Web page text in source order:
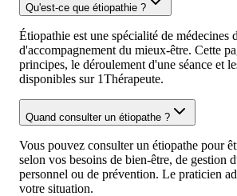
Qu'est-ce que étiopathie ?
Étiopathie est une spécialité de médecines
d'accompagnement du mieux-être. Cette
principes, le déroulement d'une séance et
disponibles sur 1Thérapeute.
Quand consulter un étiopathe ?
Vous pouvez consulter un étiopathe pour
selon vos besoins de bien-être, de gestion
personnel ou de prévention. Le praticien
votre situation.